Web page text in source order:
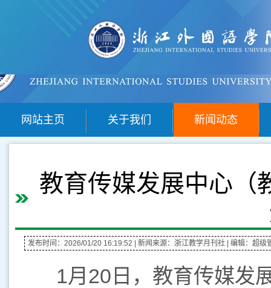
网站主页 关于我们 新闻动态
教育传媒发展中心（
发布时间：2026/01/20 16:19:52 | 新闻来源：浙江教学月刊社 | 编辑：超级
1月20日，教育传媒发